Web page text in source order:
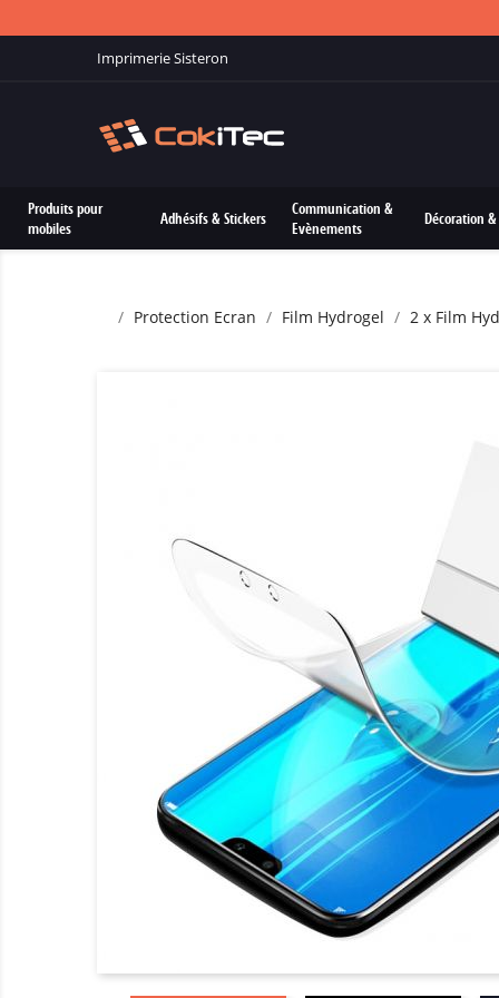
Imprimerie Sisteron
Produits pour
mobiles
Adhésifs & Stickers
Communication &
Evènements
Décoration
Protection Ecran Film Hydrogel 2 x Film